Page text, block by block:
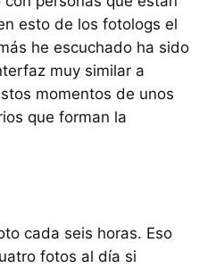
esto de los fotologs el
he escuchado ha sido
muy similar a
momentos de unos
que forman la
cada seis horas. Eso
fotos al día si